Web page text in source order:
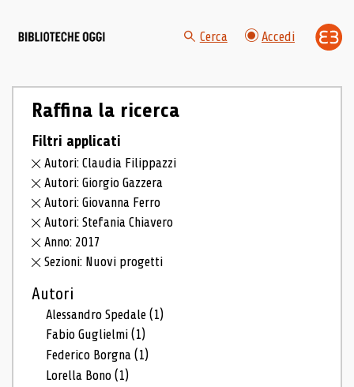
Cerca Accedi
Raffina la ricerca
Filtri applicati
Autori: Claudia Filippazzi
Autori: Giorgio Gazzera
Autori: Giovanna Ferro
Autori: Stefania Chiavero
Anno: 2017
Sezioni: Nuovi progetti
Autori
Alessandro Spedale(1)
Fabio Guglielmi(1)
Federico Borgna(1)
Lorella Bono(1)